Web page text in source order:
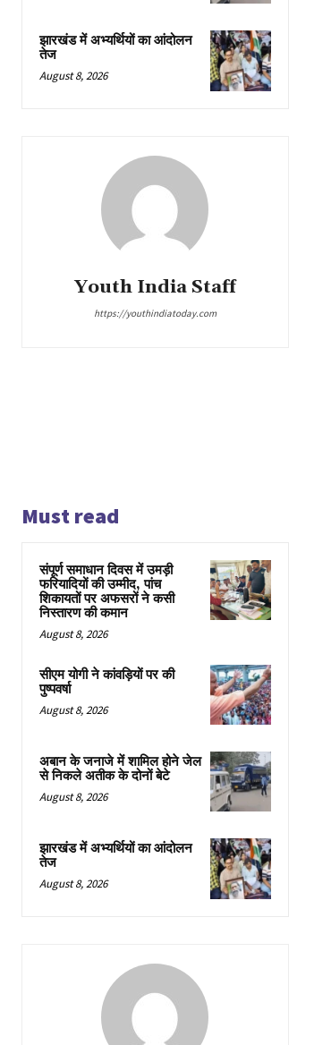
झारखंड में अभ्यर्थियों का आंदोलन
तेज
August 8, 2026
Youth India Staff
https://youthindiatoday.com
Must read
संपूर्ण समाधान दिवस में उमड़ी
फरियादियों की उम्मीद, पांच
शिकायतों पर अफसरों ने कसी
निस्तारण की कमान
August 8, 2026
सीएम योगी ने कांवड़ियों पर की
पुष्पवर्षा
August 8, 2026
अबान के जनाजे में शामिल होने जेल
से निकले अतीक के दोनों बेटे
August 8, 2026
झारखंड में अभ्यर्थियों का आंदोलन
तेज
August 8, 2026